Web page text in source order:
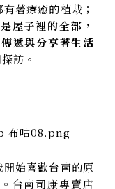
著療癒的植栽；
屋子裡的全部，
遞與分享著生活
訪。
始喜歡台南的原
台南司康專賣店